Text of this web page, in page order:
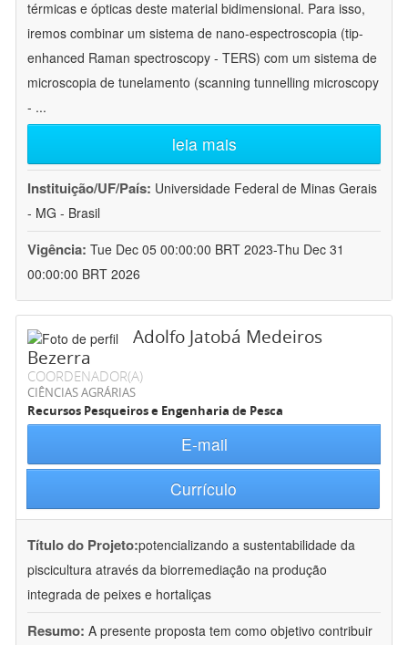
térmicas e ópticas deste material bidimensional. Para isso,
iremos combinar um sistema de nano-espectroscopia (tip-
enhanced Raman spectroscopy - TERS) com um sistema de
microscopia de tunelamento (scanning tunnelling microscopy
- ...
leia mais
Instituição/UF/País: Universidade Federal de Minas Gerais
- MG - Brasil
Vigência: Tue Dec 05 00:00:00 BRT 2023-Thu Dec 31
00:00:00 BRT 2026
Adolfo Jatobá Medeiros
Bezerra
COORDENADOR(A)
CIÊNCIAS AGRÁRIAS
Recursos Pesqueiros e Engenharia de Pesca
E-mail
Currículo
Título do Projeto:potencializando a sustentabilidade da
piscicultura através da biorremediação na produção
integrada de peixes e hortaliças
Resumo: A presente proposta tem como objetivo contribuir